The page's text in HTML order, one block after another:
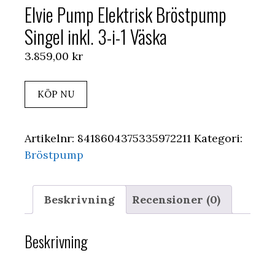
Elvie Pump Elektrisk Bröstpump
Singel inkl. 3-i-1 Väska
3.859,00 kr
KÖP NU
Artikelnr: 8418604375335972211 Kategori:
Bröstpump
Beskrivning Recensioner (0)
Beskrivning